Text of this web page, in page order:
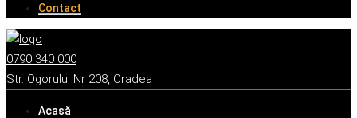
Contact
0790 340 000
Str. Ogorului Nr 208, Oradea
Acasă